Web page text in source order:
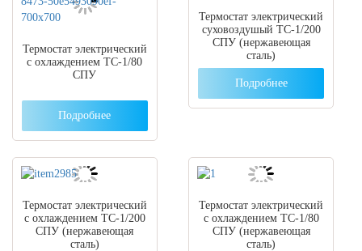
Термостат электрический
с охлаждением ТС-1/80
СПУ
Подробнее
Термостат электрический
суховоздушый ТС-1/200
СПУ (нержавеющая
сталь)
Подробнее
Термостат электрический
с охлаждением ТС-1/200
СПУ (нержавеющая
сталь)
Термостат электрический
с охлаждением ТС-1/80
СПУ (нержавеющая
сталь)